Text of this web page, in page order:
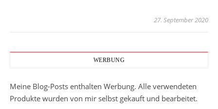
27. September 2020
WERBUNG
Meine Blog-Posts enthalten Werbung. Alle verwendeten
Produkte wurden von mir selbst gekauft und bearbeitet.